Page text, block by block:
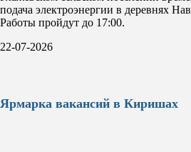
подача электроэнергии в деревнях
Работы пройдут до 17:00.
22-07-2026
Ярмарка вакансий в Киришах